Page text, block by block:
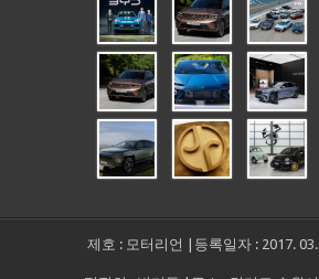
제호 : 모터리언 |등록일자 : 2017.